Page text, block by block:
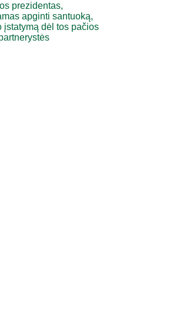
prezidentas,
apginti santuoką,
įstatymą dėl tos pačios